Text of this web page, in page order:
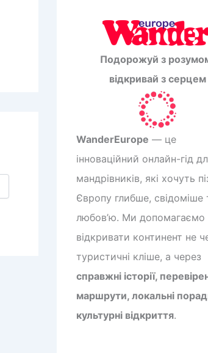
Подорожуй з
відкривай з серцем
WanderEurope — це
інноваційний онлайн-гід
мандрівників, які хочуть
Європу глибше, свідоміше
любов’ю. Ми допомагаємо
відкривати континент не
туристичні кліше, а через
справжні історії,
маршрути, локальні
культурні відкриття.